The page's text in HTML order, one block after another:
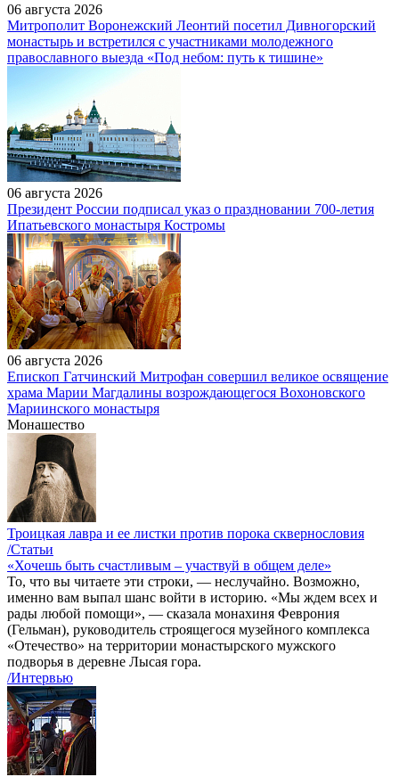
06 августа 2026
Митрополит Воронежский Леонтий посетил Дивногорский
монастырь и встретился с участниками молодежного
православного выезда «Под небом: путь к тишине»
06 августа 2026
Президент России подписал указ о праздновании 700-летия
Ипатьевского монастыря Костромы
06 августа 2026
Епископ Гатчинский Митрофан совершил великое освящение
храма Марии Магдалины возрождающегося Вохоновского
Мариинского монастыря
Монашество
Троицкая лавра и ее листки против порока сквернословия
/Статьи
«Хочешь быть счастливым – участвуй в общем деле»
То, что вы читаете эти строки, — неслучайно. Возможно,
именно вам выпал шанс войти в историю. «Мы ждем всех и
рады любой помощи», — сказала монахиня Феврония
(Гельман), руководитель строящегося музейного комплекса
«Отечество» на территории монастырского мужского
подворья в деревне Лысая гора.
/Интервью